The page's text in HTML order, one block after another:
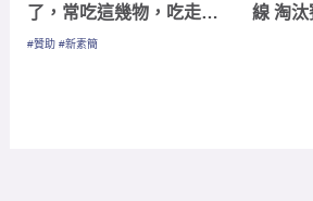
了，常吃這幾物，吃走大
肚囊，瘦出小蠻腰
#贊助 #新素簡
線 淘汰